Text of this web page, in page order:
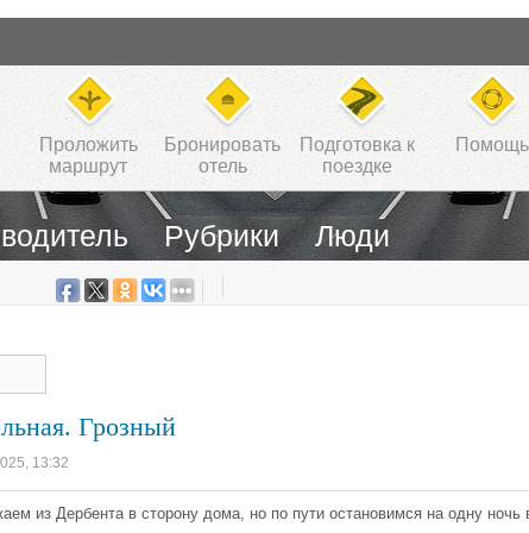
Проложить
маршрут
Бронировать
отель
Подготовка к
поездке
Помощь
Рубрики Люди
Грозный
13:32
из Дербента в сторону дома, но по пути остановимся на одну ночь